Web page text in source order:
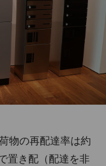
物の再配達率は約
置き配（配達を非